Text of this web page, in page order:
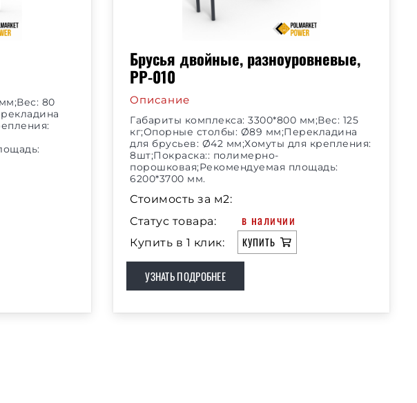
80
Брусья двойные, разноуровневые,
РР-010
Описание
Габариты комплекса: 3300*800 мм;Вес: 125
кг;Опорные столбы: Ø89 мм;Перекладина
для брусьев: Ø42 мм;Хомуты для крепления:
8шт;Покраска:: полимерно-
порошковая;Рекомендуемая площадь:
6200*3700 мм.
Стоимость за м2:
Статус товара:
в наличии
Купить в 1 клик: КУПИТЬ
УЗНАТЬ ПОДРОБНЕЕ